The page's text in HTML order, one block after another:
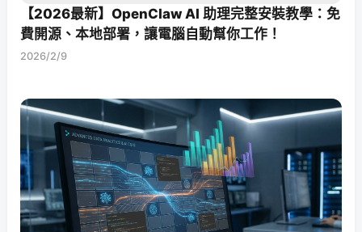
【2026最新】OpenClaw AI 助理完整安裝教學：免
費開源、本地部署，讓電腦自動幫你工作！
2026/2/9